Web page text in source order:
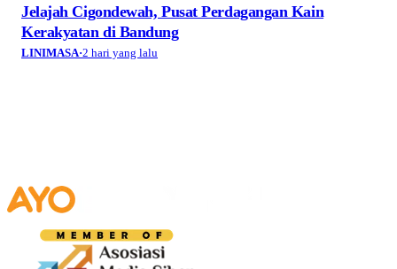
Jelajah Cigondewah, Pusat Perdagangan Kain
Kerakyatan di Bandung
LINIMASA·2 hari yang lalu